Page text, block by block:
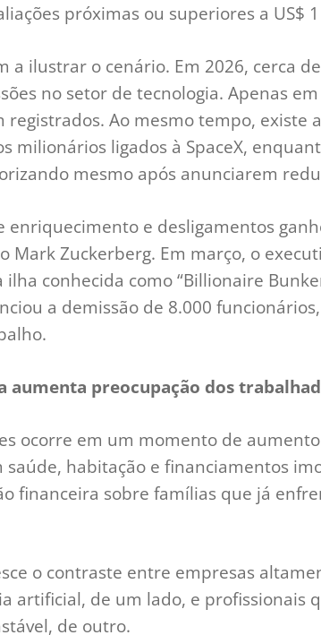
próximas ou superiores a US$
a ilustrar o cenário. Em 2026, cerca
no setor de tecnologia. Apenas
registrados. Ao mesmo tempo, existe
milionários ligados à SpaceX,
mesmo após anunciarem
enriquecimento e desligamentos
Mark Zuckerberg. Em março, o
ilha conhecida como “Billionaire
a demissão de 8.000
aumenta preocupação dos
ocorre em um momento de
saúde, habitação e financiamentos
financeira sobre famílias que já
o contraste entre empresas
artificial, de um lado, e profissionais
de outro.